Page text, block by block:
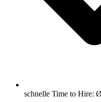
schnelle Time to Hire: